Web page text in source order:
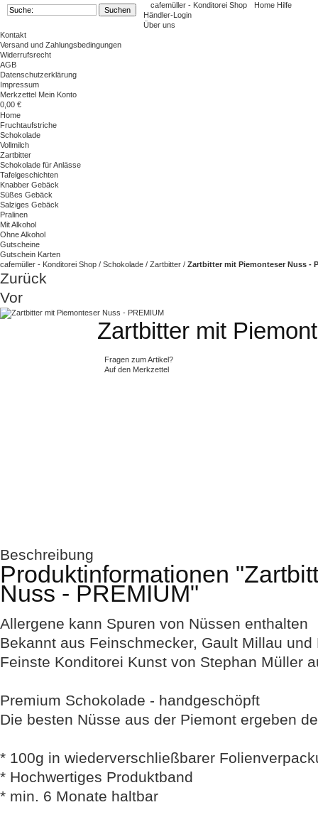
cafemüller - Konditorei Shop Home Hilfe
Händler-Login
Über uns
Kontakt
Versand und Zahlungsbedingungen
Widerrufsrecht
AGB
Datenschutzerklärung
Impressum
Merkzettel Mein Konto
0,00 €
Home
Fruchtaufstriche
Schokolade
Vollmilch
Zartbitter
Schokolade für Anlässe
Tafelgeschichten
Knabber Gebäck
Süßes Gebäck
Salziges Gebäck
Pralinen
Mit Alkohol
Ohne Alkohol
Gutscheine
Gutschein Karten
cafemüller - Konditorei Shop / Schokolade / Zartbitter / Zartbitter mit Piemonteser Nuss -
Zurück
Vor
Zartbitter mit
Fragen zum Artikel?
Auf den Merkzettel
Beschreibung
Produktinformationen
Nuss - PREMIUM"
Allergene kann Spuren von Nüssen enthalten
Bekannt aus Feinschmecker, Gault Millau
Feinste Konditorei Kunst von Stephan Müller
Premium Schokolade - handgeschöpft
Die besten Nüsse aus der Piemont ergeben
* 100g in wiederverschließbarer
* Hochwertiges Produktband
* min. 6 Monate haltbar